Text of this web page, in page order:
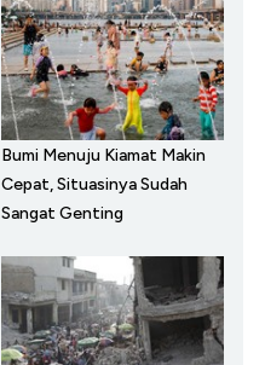
Bumi Menuju Kiamat Makin
Cepat, Situasinya Sudah
Sangat Genting